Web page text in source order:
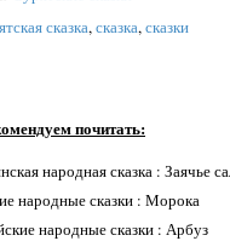
сказка,сказка,сказки
почитать:
народная сказка : Заячье
народные сказки : Морока
народные сказки : Арбуз